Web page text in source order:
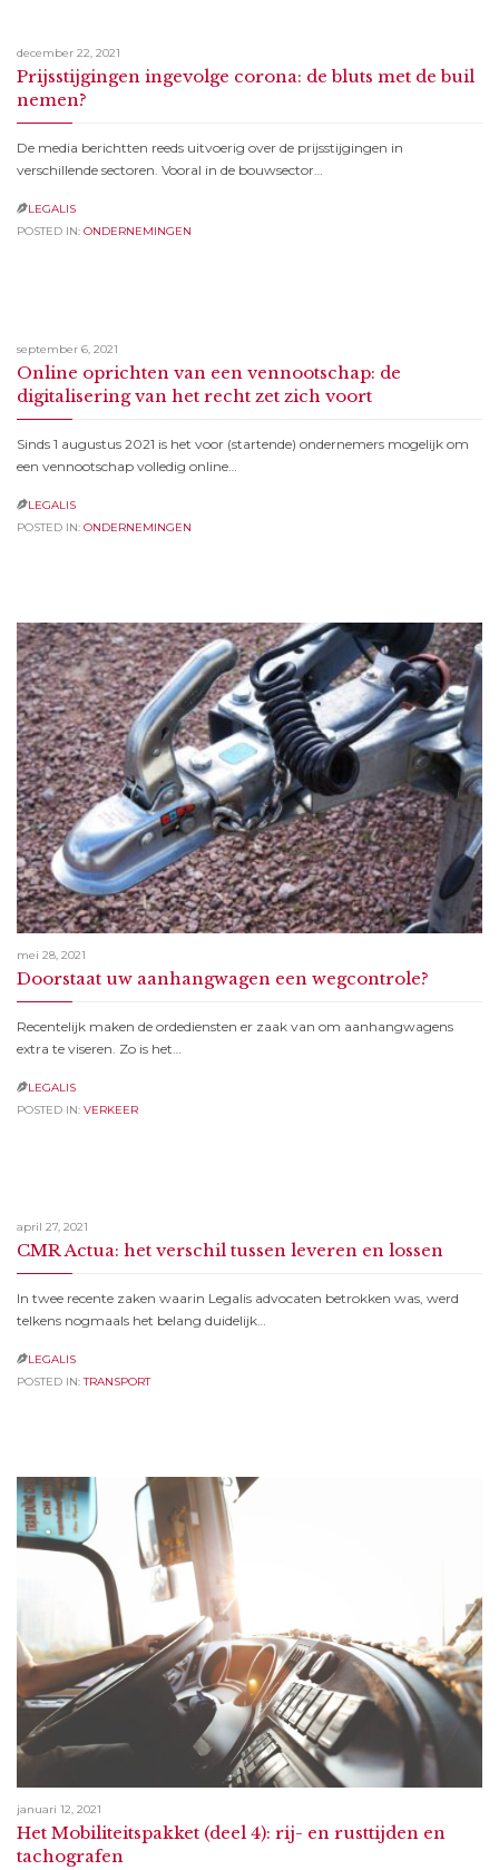
december 22, 2021
Prijsstijgingen ingevolge corona: de bluts met de buil
nemen?
De media berichtten reeds uitvoerig over de prijsstijgingen in
verschillende sectoren. Vooral in de bouwsector…
LEGALIS
POSTED IN: ONDERNEMINGEN
september 6, 2021
Online oprichten van een vennootschap: de
digitalisering van het recht zet zich voort
Sinds 1 augustus 2021 is het voor (startende) ondernemers mogelijk om
een vennootschap volledig online…
LEGALIS
POSTED IN: ONDERNEMINGEN
mei 28, 2021
Doorstaat uw aanhangwagen een wegcontrole?
Recentelijk maken de ordediensten er zaak van om aanhangwagens
extra te viseren. Zo is het…
LEGALIS
POSTED IN: VERKEER
april 27, 2021
CMR Actua: het verschil tussen leveren en lossen
In twee recente zaken waarin Legalis advocaten betrokken was, werd
telkens nogmaals het belang duidelijk…
LEGALIS
POSTED IN:TRANSPORT
januari 12, 2021
Het Mobiliteitspakket (deel 4): rij- en rusttijden en
tachografen